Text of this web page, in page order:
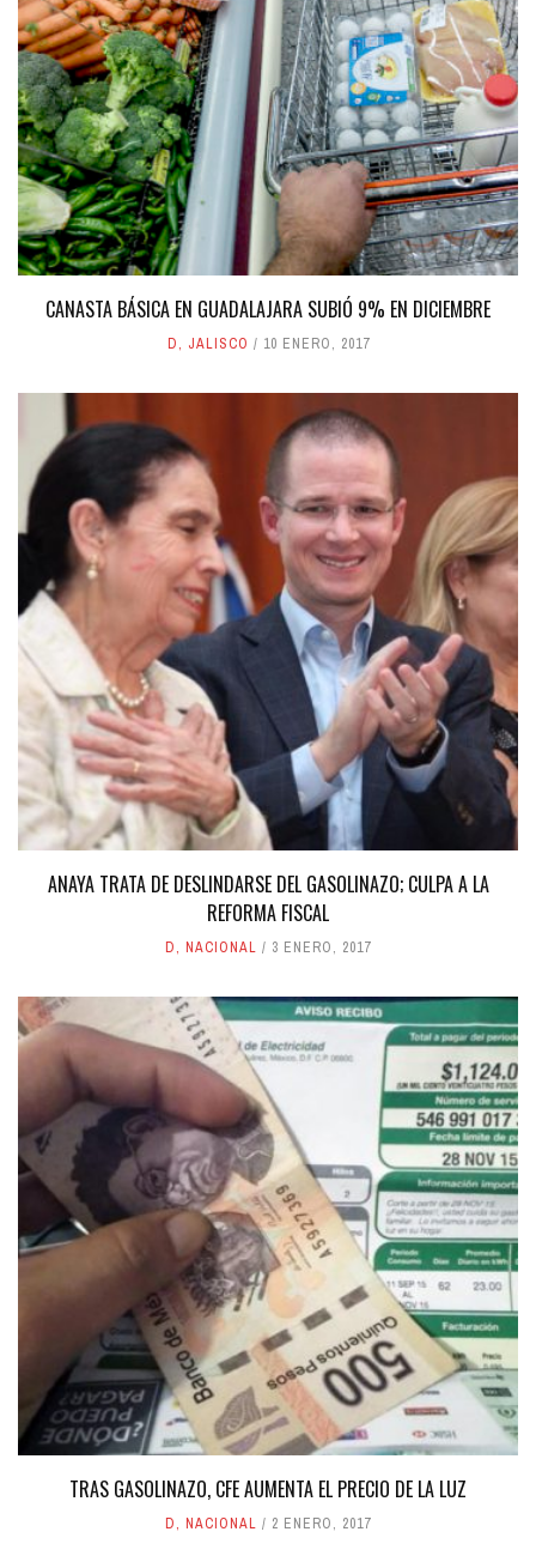
CANASTA BÁSICA EN GUADALAJARA SUBIÓ 9% EN DICIEMBRE
D, JALISCO 10 ENERO, 2017
ANAYA TRATA DE DESLINDARSE DEL GASOLINAZO; CULPA A LA
REFORMA FISCAL
D, NACIONAL 3 ENERO, 2017
TRAS GASOLINAZO, CFE AUMENTA EL PRECIO DE LA LUZ
D, NACIONAL 2 ENERO, 2017